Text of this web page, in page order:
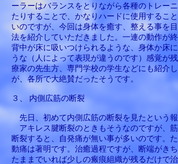
ーラーはバランスをとりながら各種のトレー
たりすることで、かなりハードに使用するこ
いのですが、今回は身体を癒す、整える事を
法を紹介していただきました。一連の動作が終
背中が床に吸いつけられるような、身体か床
うな（人によって表現が違うのです）感覚が
療家の先生方、専門学校の学生などにも紹介
が、各所で大絶賛だったそうです。
３、 内側広筋の断裂
先日、初めて内側広筋の断裂を見たという報
アキレス腱断裂のときもそうなのですが、
断裂すると、自発痛が無い事が多いのです。
動痛は著明です。治癒過程ですが、断端がき
たままでいれば少しの瘢痕組織が残るだけで治